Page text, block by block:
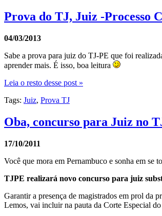
Prova do TJ, Juiz -Processo
04/03/2013
Sabe a prova para juiz do TJ-PE que foi
aprender mais. É isso, boa leitura
Leia o resto desse post »
Tags: Juiz, Prova TJ
Oba, concurso para Juiz no
17/10/2011
Você que mora em Pernambuco e sonha em se
TJPE realizará novo concurso para juiz
Garantir a presença de magistrados em prol da
Lemos, vai incluir na pauta da Corte Especial